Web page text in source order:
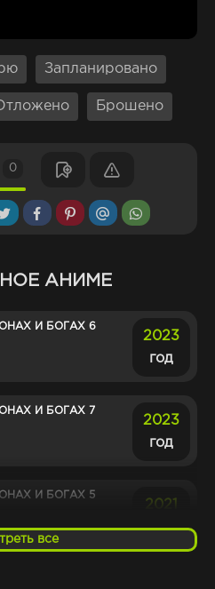
Запланировано
Брошено
0
АНИМЕ
И БОГАХ 6
2023
год
И БОГАХ 7
2023
год
И БОГАХ 5
2021
год
все